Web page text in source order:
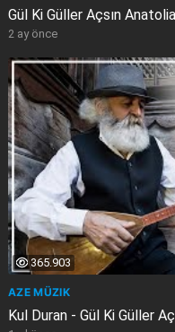
Gül Ki Güller Açsın
2 ay önce
365.903
AZE MÜZIK
Kul Duran - Gül Ki Güller